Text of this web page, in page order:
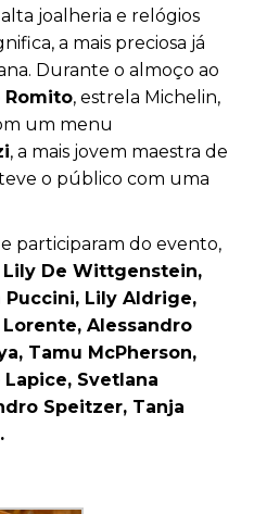
joalheria e relógios
a mais preciosa já
Durante o almoço ao
Romito, estrela Michelin,
um menu
, a mais jovem maestra de
o público com uma
participaram do evento,
Lily De Wittgenstein,
Lily Aldrige,
Alessandro
Tamu McPherson,
Svetlana
Speitzer, Tanja